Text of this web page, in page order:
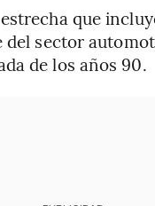
que
sector
de los años 90.